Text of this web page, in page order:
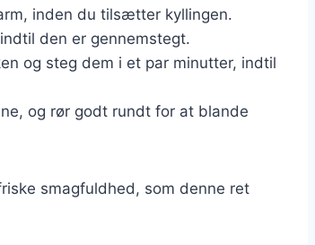
inden du tilsætter kyllingen.
den er gennemstegt.
og steg dem i et par minutter, indtil
og rør godt rundt for at blande
smagfuldhed, som denne ret